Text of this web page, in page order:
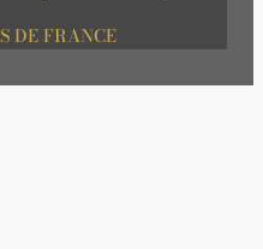
DE FRANCE